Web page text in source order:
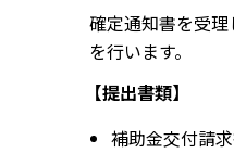
確定通知書を受
を行います。
【提出書類】
補助金交付請